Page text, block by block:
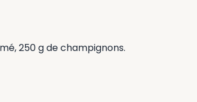
250 g de champignons.